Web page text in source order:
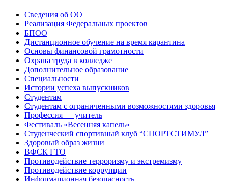
Сведения об ОО
Реализация Федеральных проектов
БПОО
Дистанционное обучение на время карантина
Основы финансовой грамотности
Охрана труда в колледже
Дополнительное образование
Специальности
Истории успеха выпускников
Студентам
Студентам с ограниченными возможностями здоровья
Профессия — учитель
Фестиваль «Весенняя капель»
Студенческий спортивный клуб “СПОРТСТИМУЛ”
Здоровый образ жизни
ВФСК ГТО
Противодействие терроризму и экстремизму
Противодействие коррупции
Информационная безопасность